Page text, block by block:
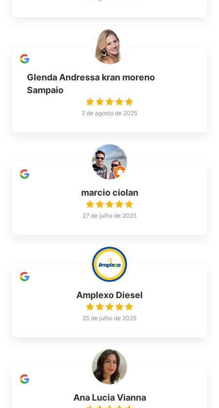
Glenda Andressa kran moreno
Sampaio
2 de agosto de 2025
marcio ciolan
27 de julho de 2025
Amplexo Diesel
25 de julho de 2025
Ana Lucia Vianna